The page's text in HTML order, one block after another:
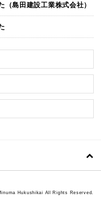
島田建設工業株式会社）
Hukushikai All Rights Reserved.